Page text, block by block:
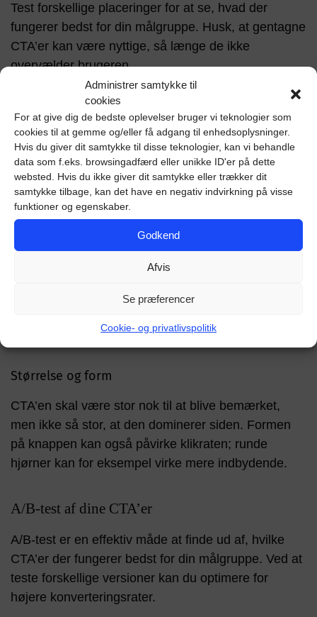
Administrer samtykke til
cookies
For at give dig de bedste oplevelser bruger vi teknologier som
cookies til at gemme og/eller få adgang til enhedsoplysninger.
Hvis du giver dit samtykke til disse teknologier, kan vi behandle
data som f.eks. browsingadfærd eller unikke ID'er på dette
websted. Hvis du ikke giver dit samtykke eller trækker dit
samtykke tilbage, kan det have en negativ indvirkning på visse
funktioner og egenskaber.
Godkend
Afvis
Se præferencer
Cookie- og privatlivspolitik
Test forskellige placeringer for at se, hvad der
fungerer bedst for din målgruppe. Husk, at gentagne
CTA’er kan være nyttige, så længe de ikke
overvælder brugeren.
Designprincipper for iøjnefaldende CTA’er
Designet af din CTA er lige så vigtigt som dens
budskab. Et godt design kan fange
opmærksomheden og gøre det klart, hvad næste
skridt er.
Farver og kontrast
Brug farver, der skiller sig ud fra resten af siden. Høj
kontrast mellem CTA’en og baggrunden gør den
følelser og handlinger.
Størrelse og form
CTA’en skal være stor nok til at blive bemærket,
men ikke så stor, at den dominerer siden. Formen
på knappen kan også påvirke klikraten; runde
hjørner kan for eksempel virke mere indbydende.
A/B-test af dine CTA’er
A/B-test er en effektiv måde at finde ud af, hvilke
CTA’er der fungerer bedst for din målgruppe. Ved at
teste forskellige versioner kan du optimere for
højere konverteringsrater.